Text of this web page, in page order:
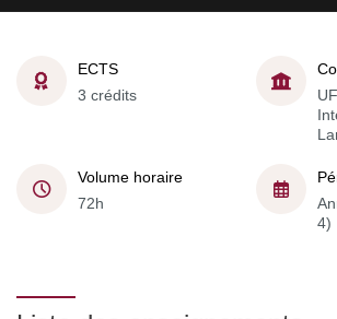
ECTS
3 crédits
Volume horaire
72h
4)